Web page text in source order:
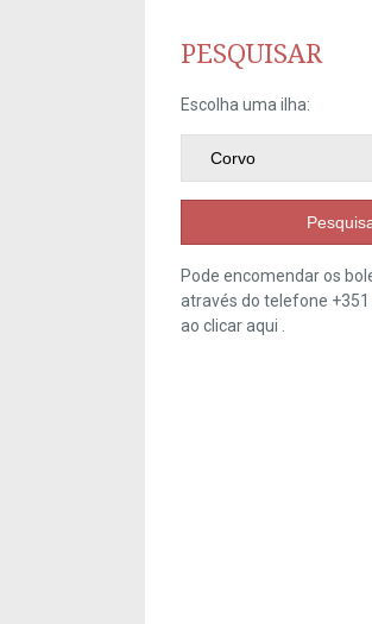
PESQUISAR
Escolha uma ilha:
Pode encomendar os
através do telefone +351
ao clicaraqui